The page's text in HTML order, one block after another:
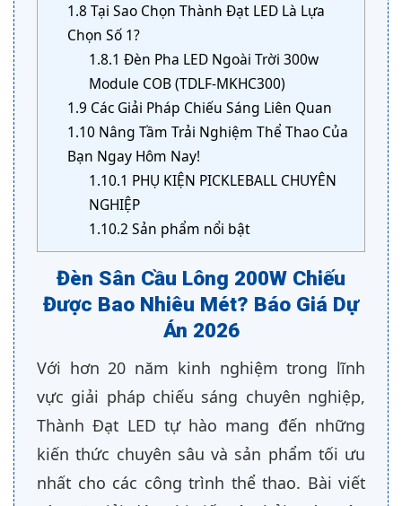
1.8 Tại Sao Chọn Thành Đạt LED Là Lựa
Chọn Số 1?
1.8.1 Đèn Pha LED Ngoài Trời 300w
Module COB (TDLF-MKHC300)
1.9 Các Giải Pháp Chiếu Sáng Liên Quan
1.10 Nâng Tầm Trải Nghiệm Thể Thao Của
Bạn Ngay Hôm Nay!
1.10.1 PHỤ KIỆN PICKLEBALL CHUYÊN
NGHIỆP
1.10.2 Sản phẩm nổi bật
Đèn Sân Cầu Lông 200W Chiếu
Được Bao Nhiêu Mét? Báo Giá Dự
Án 2026
Với hơn 20 năm kinh nghiệm trong lĩnh
vực giải pháp chiếu sáng chuyên nghiệp,
Thành Đạt LED tự hào mang đến những
kiến thức chuyên sâu và sản phẩm tối ưu
nhất cho các công trình thể thao. Bài viết